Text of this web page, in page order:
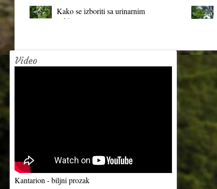
Kako se izboriti sa urinarnim
infekcijama?
Video
Kantarion - biljni prozak